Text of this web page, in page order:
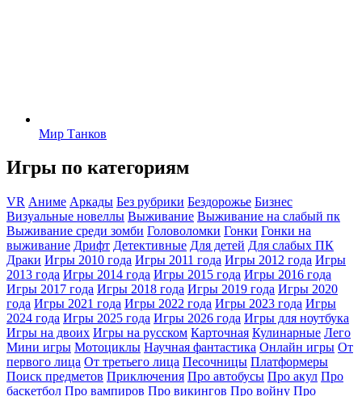
Мир Танков
Игры по категориям
VR Аниме Аркады Без рубрики Бездорожье Бизнес
Визуальные новеллы Выживание Выживание на слабый пк
Выживание среди зомби Головоломки Гонки Гонки на
выживание Дрифт Детективные Для детей Для слабых ПК
Драки Игры 2010 года Игры 2011 года Игры 2012 года Игры
2013 года Игры 2014 года Игры 2015 года Игры 2016 года
Игры 2017 года Игры 2018 года Игры 2019 года Игры 2020
года Игры 2021 года Игры 2022 года Игры 2023 года Игры
2024 года Игры 2025 года Игры 2026 года Игры для ноутбука
Игры на двоих Игры на русском Карточная Кулинарные Лего
Мини игры Мотоциклы Научная фантастика Онлайн игры От
первого лица От третьего лица Песочницы Платформеры
Поиск предметов Приключения Про автобусы Про акул Про
баскетбол Про вампиров Про викингов Про войну Про